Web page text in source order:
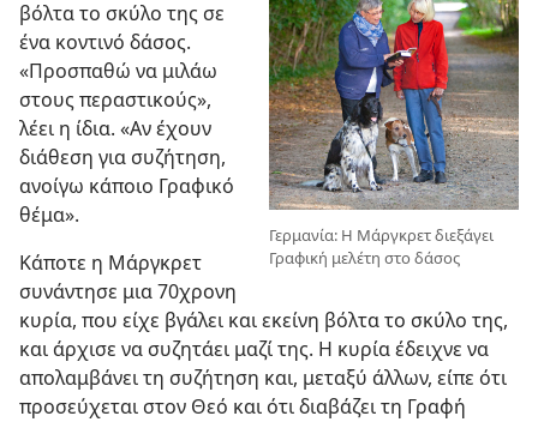
Γερμανία: Η Μάργκρετ διεξάγει
Γραφική μελέτη στο δάσος
βόλτα το σκύλο της σε
ένα κοντινό δάσος.
«Προσπαθώ να μιλάω
στους περαστικούς»,
λέει η ίδια. «Αν έχουν
διάθεση για συζήτηση,
ανοίγω κάποιο Γραφικό
θέμα».
Κάποτε η Μάργκρετ
συνάντησε μια 70χρονη
κυρία, που είχε βγάλει και εκείνη βόλτα το σκύλο της,
και άρχισε να συζητάει μαζί της. Η κυρία έδειχνε να
απολαμβάνει τη συζήτηση και, μεταξύ άλλων, είπε ότι
προσεύχεται στον Θεό και ότι διαβάζει τη Γραφή